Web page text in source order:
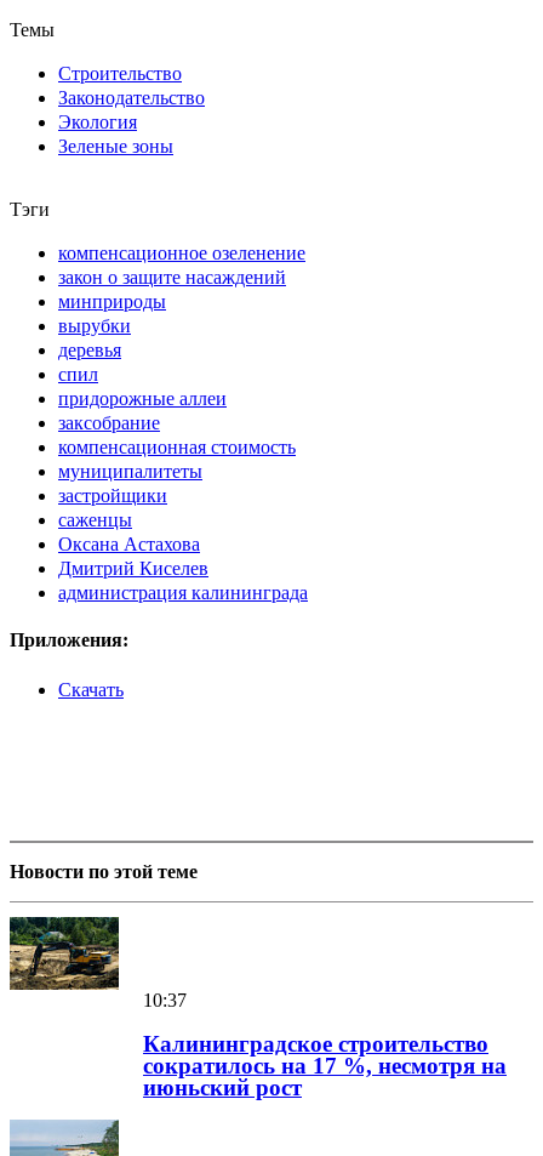
Темы
Строительство
Законодательство
Экология
Зеленые зоны
Тэги
компенсационное озеленение
закон о защите насаждений
минприроды
вырубки
деревья
спил
придорожные аллеи
заксобрание
компенсационная стоимость
муниципалитеты
застройщики
саженцы
Оксана Астахова
Дмитрий Киселев
администрация калининграда
Приложения:
Скачать
Новости по этой теме
10:37
Калининградское строительство
сократилось на 17 %, несмотря на
июньский рост